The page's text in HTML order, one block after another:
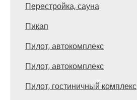
Перестройка, сауна
Пикап
Пилот, автокомплекс
Пилот, автокомплекс
Пилот, гостиничный комплекс